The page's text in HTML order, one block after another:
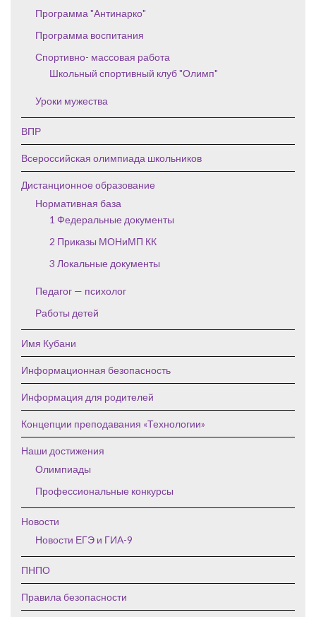
Программа "Антинарко"
Программа воспитания
Спортивно- массовая работа
Школьный спортивный клуб "Олимп"
Уроки мужества
ВПР
Всероссийская олимпиада школьников
Дистанционное образование
Нормативная база
1 Федеральные документы
2 Приказы МОНиМП КК
3 Локальные документы
Педагог — психолог
Работы детей
Имя Кубани
Информационная безопасность
Информация для родителей
Концепции преподавания «Технологии»
Наши достижения
Олимпиады
Профессиональные конкурсы
Новости
Новости ЕГЭ и ГИА-9
ПНПО
Правила безопасности